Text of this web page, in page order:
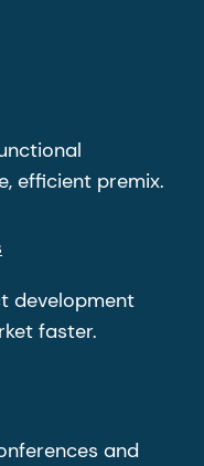
efficient premix.
development
faster.
and